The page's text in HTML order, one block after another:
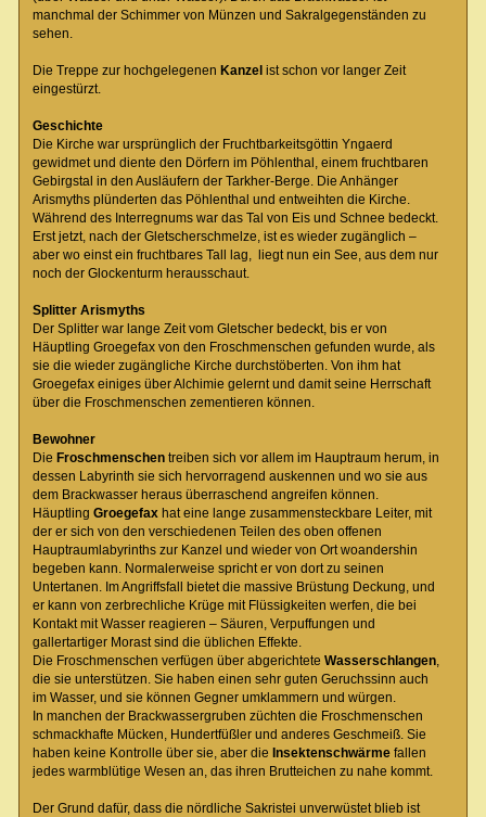
manchmal der Schimmer von Münzen und Sakralgegenständen zu
sehen.
Die Treppe zur hochgelegenen Kanzel ist schon vor langer Zeit
eingestürzt.
Geschichte
Die Kirche war ursprünglich der Fruchtbarkeitsgöttin Yngaerd
gewidmet und diente den Dörfern im Pöhlenthal, einem fruchtbaren
Gebirgstal in den Ausläufern der Tarkher-Berge. Die Anhänger
Arismyths plünderten das Pöhlenthal und entweihten die Kirche.
Während des Interregnums war das Tal von Eis und Schnee bedeckt.
Erst jetzt, nach der Gletscherschmelze, ist es wieder zugänglich –
aber wo einst ein fruchtbares Tall lag, liegt nun ein See, aus dem nur
noch der Glockenturm herausschaut.
Splitter Arismyths
Der Splitter war lange Zeit vom Gletscher bedeckt, bis er von
Häuptling Groegefax von den Froschmenschen gefunden wurde, als
sie die wieder zugängliche Kirche durchstöberten. Von ihm hat
Groegefax einiges über Alchimie gelernt und damit seine Herrschaft
über die Froschmenschen zementieren können.
Bewohner
Die Froschmenschentreiben sich vor allem im Hauptraum herum, in
dessen Labyrinth sie sich hervorragend auskennen und wo sie aus
dem Brackwasser heraus überraschend angreifen können.
Häuptling Groegefaxhat eine lange zusammensteckbare Leiter, mit
der er sich von den verschiedenen Teilen des oben offenen
Hauptraumlabyrinths zur Kanzel und wieder von Ort woandershin
begeben kann. Normalerweise spricht er von dort zu seinen
Untertanen. Im Angriffsfall bietet die massive Brüstung Deckung, und
er kann von zerbrechliche Krüge mit Flüssigkeiten werfen, die bei
Kontakt mit Wasser reagieren – Säuren, Verpuffungen und
gallertartiger Morast sind die üblichen Effekte.
Die Froschmenschen verfügen über abgerichtete Wasserschlangen,
die sie unterstützen. Sie haben einen sehr guten Geruchssinn auch
im Wasser, und sie können Gegner umklammern und würgen.
In manchen der Brackwassergruben züchten die Froschmenschen
schmackhafte Mücken, Hundertfüßler und anderes Geschmeiß. Sie
haben keine Kontrolle über sie, aber die Insektenschwärmefallen
jedes warmblütige Wesen an, das ihren Brutteichen zu nahe kommt.
Der Grund dafür, dass die nördliche Sakristei unverwüstet blieb ist